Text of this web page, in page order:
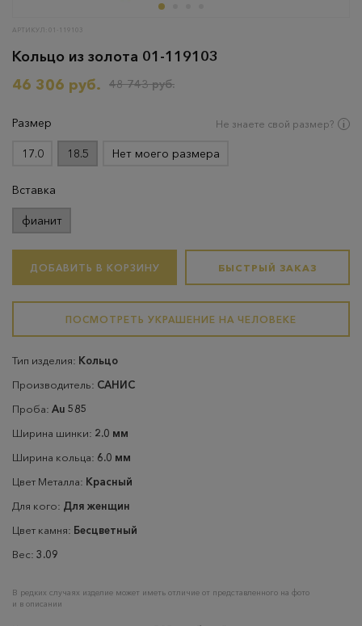
АРТИКУЛ: 01-119103
Кольцо из золота 01-119103
46 306 руб.
48 743 руб.
Размер Не знаете свой размер?
17.0 18.5 Нет моего размера
Вставка
фианит
ДОБАВИТЬ В КОРЗИНУ БЫСТРЫЙ ЗАКАЗ
ПОСМОТРЕТЬ УКРАШЕНИЕ НА ЧЕЛОВЕКЕ
Тип изделия: Кольцо
Производитель: САНИС
Проба: Au 585
Ширина шинки: 2.0 мм
Ширина кольца: 6.0 мм
Цвет Металла: Красный
Для кого: Для женщин
Цвет камня: Бесцветный
Вес: 3.09
В редких случаях изделие может иметь отличие от представленного на фото
и в описании